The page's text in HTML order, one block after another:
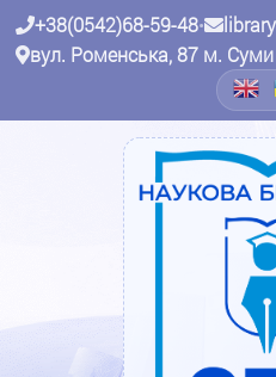
+38(0542)68-59-48•
вул. Роменська, 87 м. Суми